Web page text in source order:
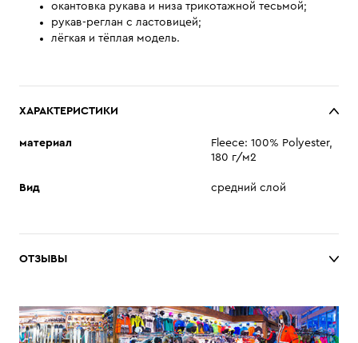
окантовка рукава и низа трикотажной тесьмой;
рукав-реглан с ластовицей;
лёгкая и тёплая модель.
ХАРАКТЕРИСТИКИ
материал
Fleece: 100% Polyester,
180 г/м2
Вид средний слой
ОТЗЫВЫ